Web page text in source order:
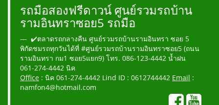
รถมือสองฟรีดาวน์ ศูนย์รวมรถบ้าน
รามอินทราซอย5 รถมือ
✔️ตลาดรถกลางคืน ศูนย์รวมรถบ้านรามอินทรา ซอย 5
พิกัดชมรถทุกวันได้ที่ #ศูนย์รวมรถบ้านรามอินทราซอย5 (ถนน
รามอินทรา กม1 ซอย5แยก9) โทร. 086-123-4442 น้ำฝน
061-274-4442 นิค
Office : นิค 061-274-4442 Lind ID : 0612744442 Email :
namfon4@hotmail.com